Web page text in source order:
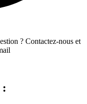
? Contactez-nous et
: